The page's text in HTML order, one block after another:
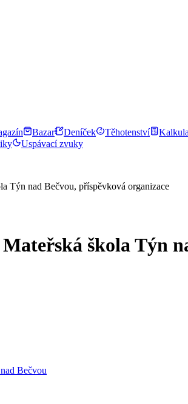
Bazar Deníček Těhotenství
Uspávací zvuky
Týn nad Bečvou, příspěvková organizace
škola Týn
Bečvou